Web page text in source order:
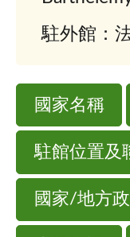
駐外館：
國家名稱
駐館位置及
國家/地方